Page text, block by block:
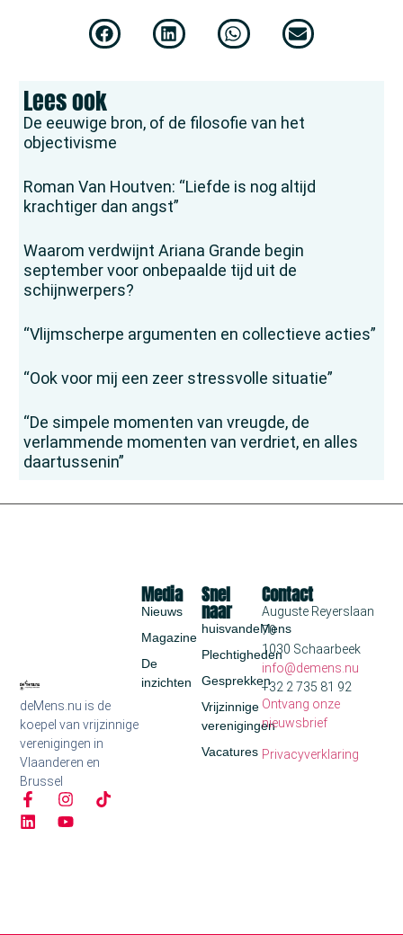
Lees ook
De eeuwige bron, of de filosofie van het
objectivisme
Roman Van Houtven: “Liefde is nog altijd
krachtiger dan angst”
Waarom verdwijnt Ariana Grande begin
september voor onbepaalde tijd uit de
schijnwerpers?
“Vlijmscherpe argumenten en collectieve acties”
“Ook voor mij een zeer stressvolle situatie”
“De simpele momenten van vreugde, de
verlammende momenten van verdriet, en alles
daartussenin”
deMens.nu is de
koepel van vrijzinnige
verenigingen in
Vlaanderen en
Brussel
Snel
naar
huisvandeMens
Plechtigheden
Gesprekken
Vrijzinnige
verenigingen
Vacatures
Media
Nieuws
Magazine
De
inzichten
Contact
Auguste Reyerslaan
70
1030 Schaarbeek
info@demens.nu
+32 2 735 81 92
Ontvang onze
nieuwsbrief
Privacyverklaring